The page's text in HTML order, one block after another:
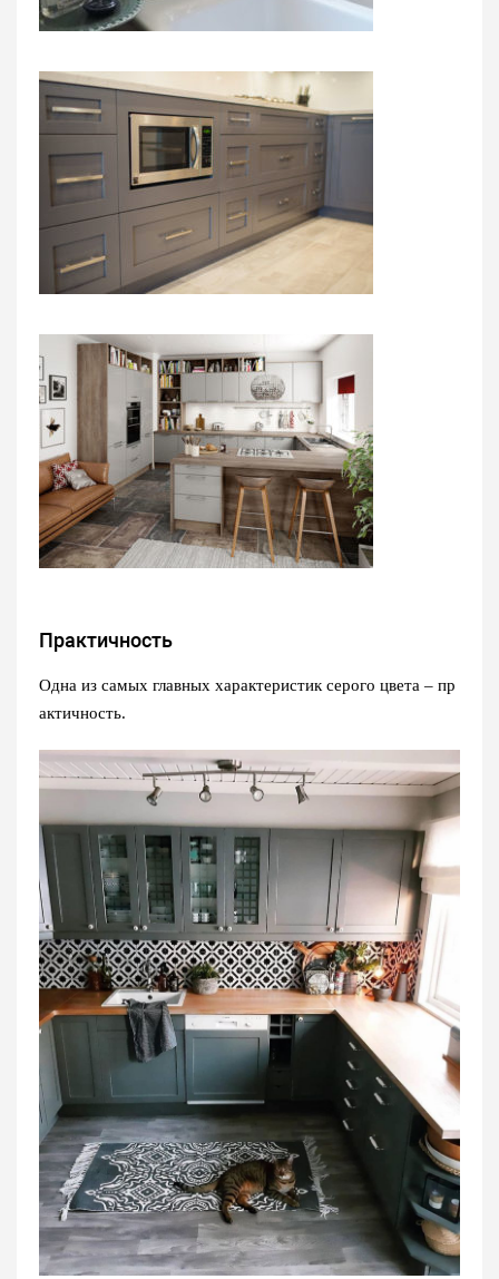
Практичность
Одна из самых главных характеристик серого цвета – пр
актичность.